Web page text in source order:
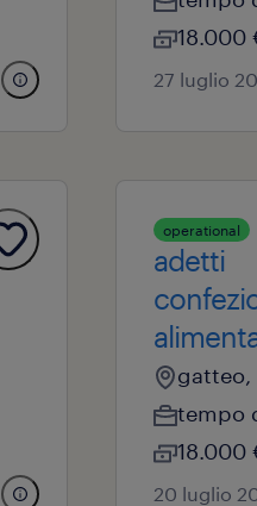
18.000
27 luglio
operational
adetti
gatteo,
tempo
18.000
20 luglio